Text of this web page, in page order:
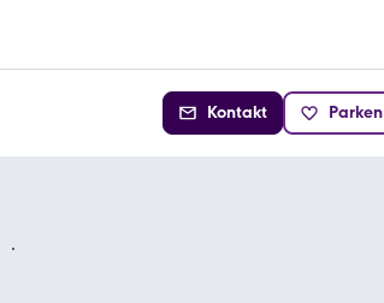
Kontakt Parken